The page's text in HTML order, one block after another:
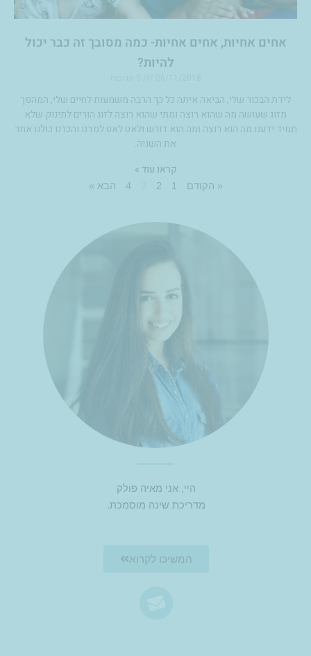
היי, אני מאיה פולק
מדריכת שינה מוסמכת.
המשיכו לקרוא
אחים אחיות, אחים אחיות- כמה מסובך זה כבר יכול
להיות?
לידת הבכור שלי, הביאה איתה כל כך הרבה משמעות לחיים שלי, המהפך
מזוג שעושה מה שהוא רוצה ומתי שהוא רוצה לזוג הורים לתינוק שלא
תמיד ידענו מה הוא רוצה ומה הוא דורש ולאט לאט למדנו והכרנו כולנו אחד
את השניה.
קראו עוד »
« הקודם 1
2
4 הבא »